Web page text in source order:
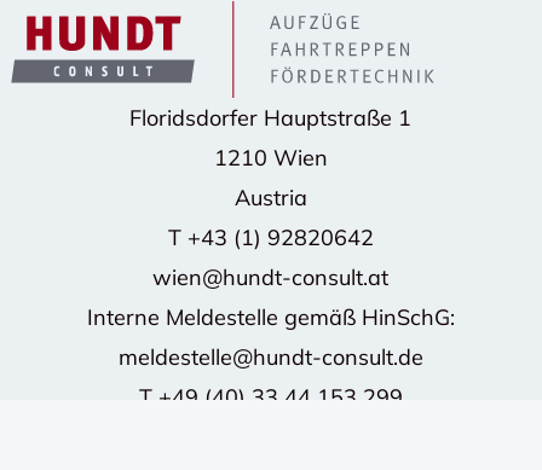
Floridsdorfer Hauptstraße 1
1210 Wien
Austria
T +43 (1) 92820642
wien@hundt-consult.at
Interne Meldestelle gemäß HinSchG:
meldestelle@hundt-consult.de
T +49 (40) 33 44 153 299